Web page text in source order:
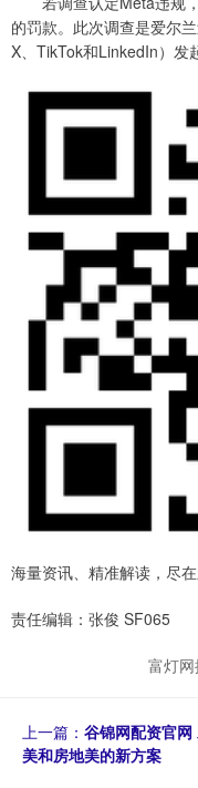
的罚款。此次调查是爱尔
X、TikTok和LinkedIn）发
海量资讯、精准解读，尽
责任编辑：张俊 SF065
富灯网
上一篇： 谷锦网配资官
美和房地美的新方案